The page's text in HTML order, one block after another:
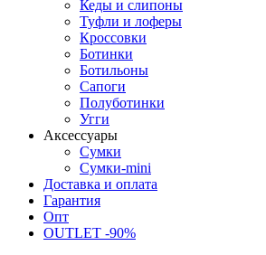
Кеды и слипоны
Туфли и лоферы
Кроссовки
Ботинки
Ботильоны
Сапоги
Полуботинки
Угги
Аксессуары
Сумки
Сумки-mini
Доставка и оплата
Гарантия
Опт
OUTLET -90%